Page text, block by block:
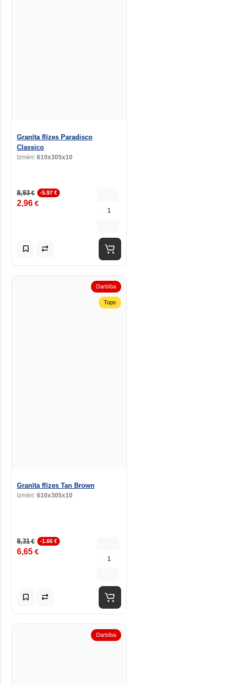
Granīta flīzes Paradisco
Classico
Izmēri: 610x305x10
8,93€ -5.97 €
2,96 €
Darbība
Tops
Granīta flīzes Tan Brown
Izmēri: 610x305x10
8,31€ -1.66 €
6,65 €
Darbība